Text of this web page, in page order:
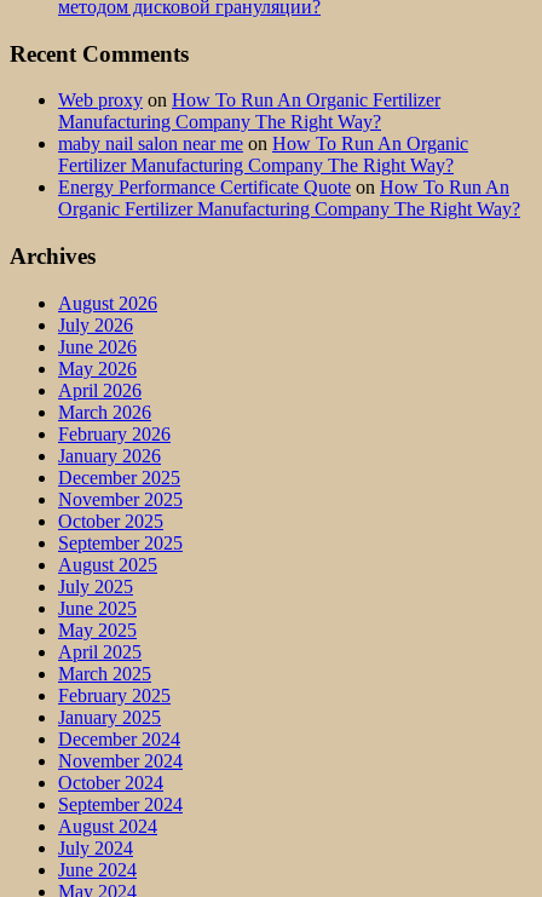
методом дисковой грануляции?
Recent Comments
Web proxy on How To Run An Organic Fertilizer
Manufacturing Company The Right Way?
maby nail salon near me on How To Run An Organic
Fertilizer Manufacturing Company The Right Way?
Energy Performance Certificate Quote on How To Run An
Organic Fertilizer Manufacturing Company The Right Way?
Archives
August 2026
July 2026
June 2026
May 2026
April 2026
March 2026
February 2026
January 2026
December 2025
November 2025
October 2025
September 2025
August 2025
July 2025
June 2025
May 2025
April 2025
March 2025
February 2025
January 2025
December 2024
November 2024
October 2024
September 2024
August 2024
July 2024
June 2024
May 2024